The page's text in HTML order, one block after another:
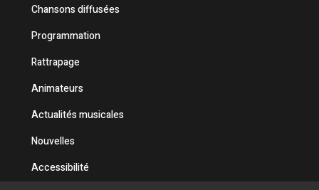
Chansons diffusées
Programmation
Rattrapage
Animateurs
Actualités musicales
Nouvelles
Accessibilité